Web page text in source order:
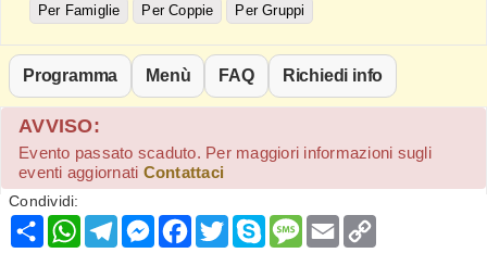
Per Famiglie
Per Coppie Per Gruppi
Programma Menù FAQ Richiedi info
AVVISO:
Evento passato scaduto. Per maggiori informazioni sugli
eventi aggiornati Contattaci
Condividi:
Condividi
WhatsApp
Telegram
Messenger
Facebook
TwitterSkypeMessage
Email